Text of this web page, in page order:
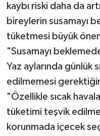
kaybı riski daha da
bireylerin susamayı
tüketmesi büyük
"Susamayı
Yaz aylarında günlük
edilmemesi
"Özellikle sıcak
tüketimi teşvik
korunmada içecek